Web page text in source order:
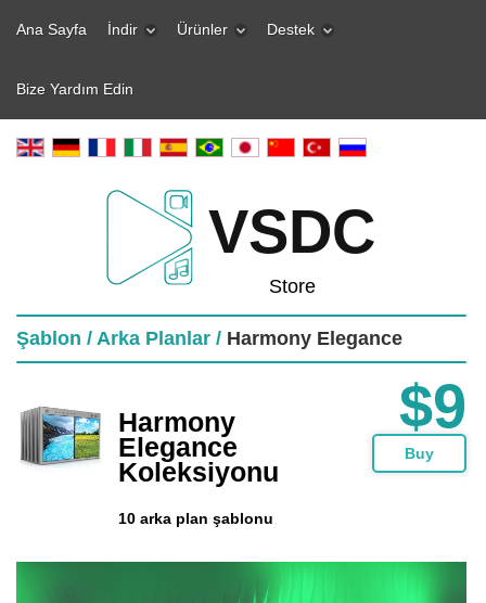
Ana Sayfa İndir Ürünler Destek
Bize Yardım Edin
VSDC
Store
Şablon / Arka Planlar / Harmony Elegance
Harmony
Elegance
Koleksiyonu
10 arka plan şablonu
$9
Buy